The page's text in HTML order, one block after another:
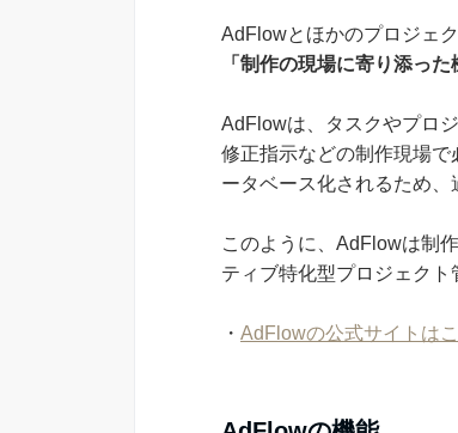
AdFlowとほかのプロジェ
「制作の現場に寄り添っ
AdFlowは、タスクやプロ
修正指示などの制作現場
ータベース化されるため、
このように、AdFlowは制
ティブ特化型プロジェクト
・ AdFlowの公式サイトは